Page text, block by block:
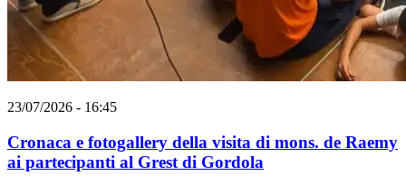
23/07/2026 - 16:45
Cronaca e fotogallery della visita di mons. de Raemy
ai partecipanti al Grest di Gordola